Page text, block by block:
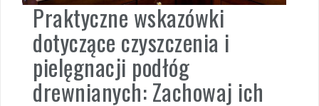
Praktyczne wskazówki
dotyczące czyszczenia i
pielęgnacji podłóg
drewnianych: Zachowaj ich